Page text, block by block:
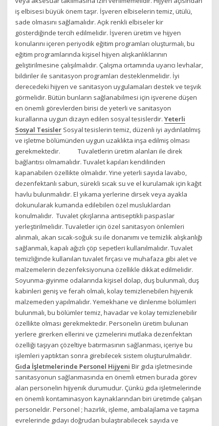
iş elbisesi büyük önem taşır. İşveren elbiselerin temiz, ütülü,
sade olmasını sağlamalıdır. Açık renkli elbiseler kir
gösterdiğinde tercih edilmelidir. İşveren üretim ve hijyen
konularını içeren periyodik eğitim programları oluşturmalı, bu
eğitim programlarında kişisel hijyen alışkanlıklarının
geliştirilmesine çalışılmalıdır. Çalışma ortamında uyarıcı levhalar,
bildiriler ile sanitasyon programları desteklenmelidir. İyi
derecedeki hijyen ve sanitasyon uygulamaları destek ve teşvik
görmelidir. Bütün bunların sağlanabilmesi için işverene düşen
en önemli görevlerden birisi de yeterli ve sanitasyon
kurallarına uygun dizayn edilen sosyal tesislerdir.Yeterli
Sosyal Tesisler Sosyal tesislerin temiz, düzenli iyi aydınlatılmış
ve işletme bölümünden uygun uzaklıkta inşa edilmiş olması
gerekmektedir. Tuvaletlerin üretim alanları ile direk
bağlantısı olmamalıdır. Tuvalet kapıları kendilinden
kapanabilen özellikte olmalıdır. Yine yeterli sayıda lavabo,
dezenfektanlı sabun, sürekli sıcak su ve el kurulamak için kağıt
havlu bulunmalıdır. El yıkama yerlerine dirsek veya ayakla
dokunularak kumanda edilebilen özel musluklardan
konulmalıdır. Tuvalet çıkışlarına antiseptikli paspaslar
yerleştirilmelidir. Tuvaletler için özel sanitasyon önlemleri
alınmalı, akan sıcak-soğuk su ile donanımı ve temizlik alışkanlığı
sağlanmalı, kapalı ağızlı çöp sepetleri kullanılmalıdır. Tuvalet
temizliğinde kullanılan tuvalet fırçası ve muhafaza gibi alet ve
malzemelerin dezenfeksiyonuna özellikle dikkat edilmelidir.
Soyunma-giyinme odalarında kişisel dolap, duş bulunmalı, duş
kabinleri geniş ve ferah olmalı, kolay temizlenebilen hijyenik
malzemeden yapılmalıdır. Yemekhane ve dinlenme bölümleri
bulunmalı, bu bölümler temiz, havadar ve kolay temizlenebilir
özellikte olması gerekmektedir. Personelin üretim bulunan
yerlere girerken ellerini ve çizmelerini mutlaka dezenfektan
özelliği taşıyan çözeltiye batırmasının sağlanması, içeriye bu
işlemleri yaptıktan sonra girebilecek sistem oluşturulmalıdır.
Gıda İşletmelerinde Personel Hijyeni Bir gıda işletmesinde
sanitasyonun sağlanmasında en önemli etmen burada görev
alan personelin hijyenik durumudur. Çünkü gıda işletmelerinde
en önemli kontaminasyon kaynaklarından biri üretimde çalışan
personeldir. Personel ; hazırlık, işleme, ambalajlama ve taşıma
evrelerinde gıdayı doğrudan bulaştırabilecek sayıda ve